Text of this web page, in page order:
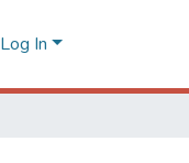
Log In